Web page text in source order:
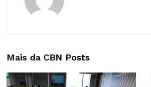
Mais da CBN Posts